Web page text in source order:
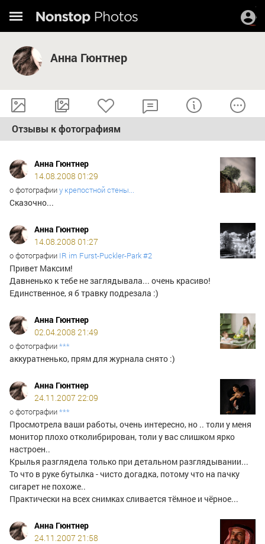
Анна Гюнтнер
Отзывы к фотографиям
Анна Гюнтнер
14.08.2008 01:29
о фотографииу крепостной стены...
Сказочно...
Анна Гюнтнер
14.08.2008 01:27
о фотографии IR im Furst-Puckler-Park #2
Привет Максим!
Давненько к тебе не заглядывала... очень красиво!
Единственное, я б травку подрезала :)
Анна Гюнтнер
02.04.2008 21:49
о фотографии***
аккуратненько, прям для журнала снято :)
Анна Гюнтнер
24.11.2007 22:09
о фотографии***
Просмотрела ваши работы, очень интересно, но .. толи у меня
монитор плохо отколибрирован, толи у вас слишком ярко
настроен..
Крылья разглядела только при детальном разглядывании...
То что в руке бутылка - чисто догадка, потому что на пачку
сигарет не похоже..
Практически на всех снимках сливается тёмное и чёрное...
Анна Гюнтнер
24.11.2007 21:58